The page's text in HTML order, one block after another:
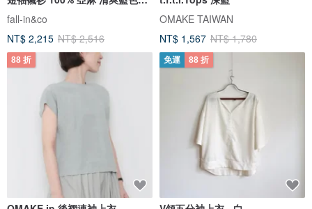
260719-2
fall-in&co
NT$ 2,215 NT$ 2,516
OMAKE TAIWAN
NT$ 1,567 NT$ 1,780
88 折 免運 88 折